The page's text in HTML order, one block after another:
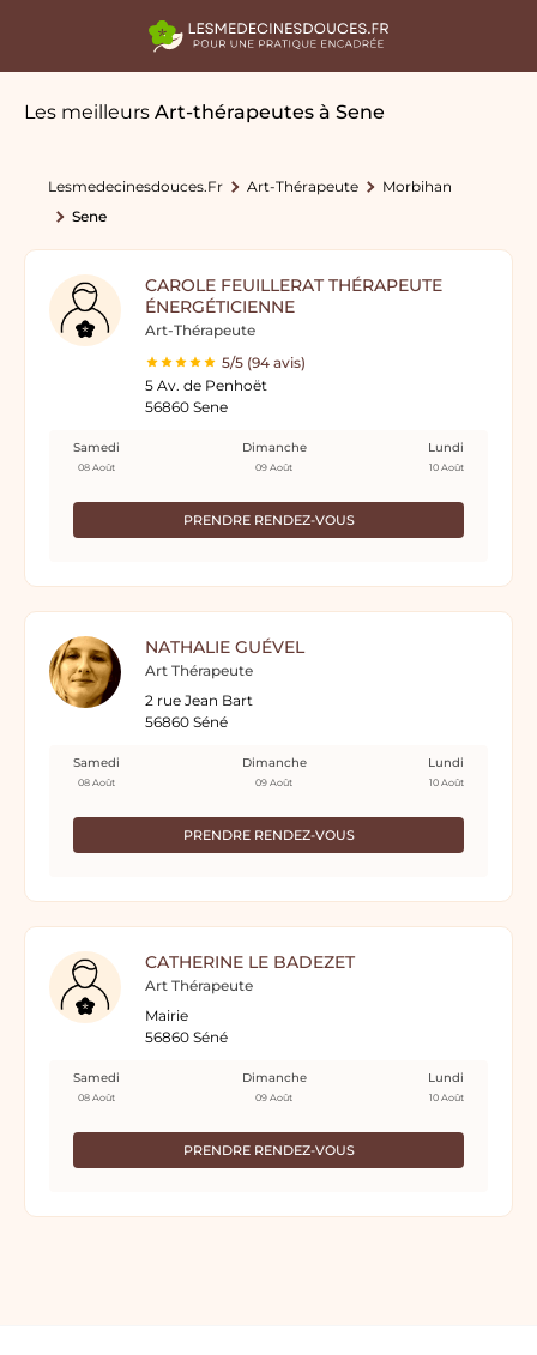
Les meilleurs Art-thérapeutes à Sene
Lesmedecinesdouces.fr Art-Thérapeute
Morbihan
Sene
CAROLE FEUILLERAT THÉRAPEUTE
ÉNERGÉTICIENNE
Art-Thérapeute
5/5 (94 avis)
5 Av. de Penhoët
56860 Sene
PRENDRE RENDEZ-VOUS
Samedi
08 Août
Dimanche
09 Août
Lundi
10 Août
NATHALIE GUÉVEL
Art Thérapeute
2 rue Jean Bart
56860 Séné
PRENDRE RENDEZ-VOUS
Samedi
08 Août
Dimanche
09 Août
Lundi
10 Août
CATHERINE LE BADEZET
Art Thérapeute
Mairie
56860 Séné
PRENDRE RENDEZ-VOUS
Samedi
08 Août
Dimanche
09 Août
Lundi
10 Août